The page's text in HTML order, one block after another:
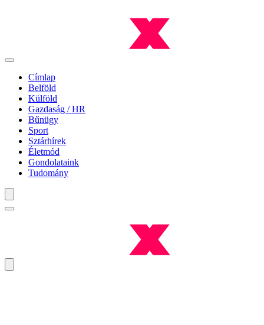
Címlap
Belföld
Külföld
Gazdaság / HR
Bűnügy
Sport
Sztárhírek
Életmód
Gondolataink
Tudomány